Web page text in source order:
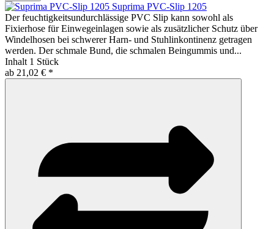
Suprima PVC-Slip 1205
Der feuchtigkeitsundurchlässige PVC Slip kann sowohl als
Fixierhose für Einwegeinlagen sowie als zusätzlicher Schutz über
Windelhosen bei schwerer Harn- und Stuhlinkontinenz getragen
werden. Der schmale Bund, die schmalen Beingummis und...
Inhalt 1 Stück
ab 21,02 € *